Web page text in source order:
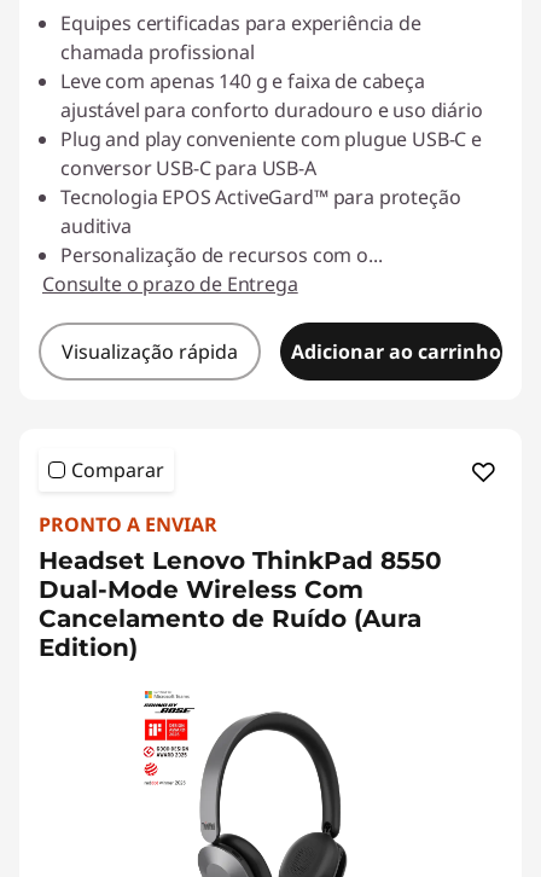
Equipes certificadas para experiência de
chamada profissional
Leve com apenas 140 g e faixa de cabeça
ajustável para conforto duradouro e uso diário
Plug and play conveniente com plugue USB-C e
conversor USB-C para USB-A
Tecnologia EPOS ActiveGard™ para proteção
auditiva
Personalização de recursos com o...
Consulte o prazo de Entrega
Visualização rápida Adicionar ao carrinho
Comparar
PRONTO A ENVIAR
Headset Lenovo ThinkPad 8550
Dual-Mode Wireless Com
Cancelamento de Ruído (Aura
Edition)